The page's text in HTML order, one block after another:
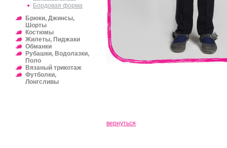
Бордовая форма
Брюки, Джинсы,
Шорты
Костюмы
Жилеты, Пиджаки
Обманки
Рубашки, Водолазки,
Поло
Вязаный трикотаж
Футболки,
Лонгсливы
вернуться